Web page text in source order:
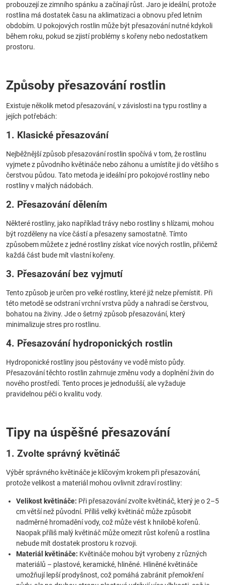
probouzejí ze zimního spánku a začínají růst. Jaro je ideální, protože
rostlina má dostatek času na aklimatizaci a obnovu před letním
obdobím. U pokojových rostlin může být přesazování nutné kdykoli
během roku, pokud se zjistí problémy s kořeny nebo nedostatkem
prostoru.
Způsoby přesazování rostlin
Existuje několik metod přesazování, v závislosti na typu rostliny a
jejích potřebách:
1. Klasické přesazování
Nejběžnější způsob přesazování rostlin spočívá v tom, že rostlinu
vyjmete z původního květináče nebo záhonu a umístíte ji do většího s
čerstvou půdou. Tato metoda je ideální pro pokojové rostliny nebo
rostliny v malých nádobách.
2. Přesazování dělením
Některé rostliny, jako například trávy nebo rostliny s hlízami, mohou
být rozděleny na více částí a přesazeny samostatně. Tímto
způsobem můžete z jedné rostliny získat více nových rostlin, přičemž
každá část bude mít vlastní kořeny.
3. Přesazování bez vyjmutí
Tento způsob je určen pro velké rostliny, které již nelze přemístit. Při
této metodě se odstraní vrchní vrstva půdy a nahradí se čerstvou,
bohatou na živiny. Jde o šetrný způsob přesazování, který
minimalizuje stres pro rostlinu.
4. Přesazování hydroponických rostlin
Hydroponické rostliny jsou pěstovány ve vodě místo půdy.
Přesazování těchto rostlin zahrnuje změnu vody a doplnění živin do
nového prostředí. Tento proces je jednodušší, ale vyžaduje
pravidelnou péči o kvalitu vody.
Tipy na úspěšné přesazování
1. Zvolte správný květináč
Výběr správného květináče je klíčovým krokem při přesazování,
protože velikost a materiál mohou ovlivnit zdraví rostliny:
Velikost květináče: Při přesazování zvolte květináč, který je o 2–5
cm větší než původní. Příliš velký květináč může způsobit
nadměrné hromadění vody, což může vést k hnilobě kořenů.
Naopak příliš malý květináč může omezit růst kořenů a rostlina
nebude mít dostatek prostoru k rozvoji.
Materiál květináče: Květináče mohou být vyrobeny z různých
materiálů – plastové, keramické, hliněné. Hliněné květináče
umožňují lepší prodyšnost, což pomáhá zabránit přemokření